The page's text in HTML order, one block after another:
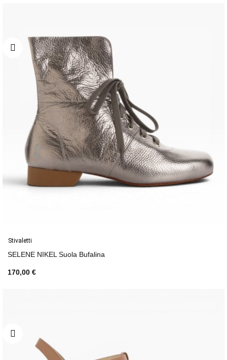
Stivaletti
SELENE NIKEL Suola Bufalina
170,00 €